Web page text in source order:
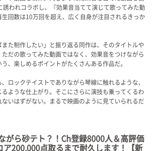
われコラボし、『効果音当てて演じて歌ってみた動
回数は10万回を超え、広く自身が注目されるきっか
また制作したい」と振り返る同作は、そのタイトルや
だの歌ってみた動画ではなく、効果音をつけながら
、楽しめるポイントがたくさんある作品だ。
ロックテイストでありながら琴線に触れるような、
ような仕上がり。そこにさらに演技も乗ってくるわ
いはずがない。まるで映画のように見ていられるだ
がら砂テト？！Ch登録8000人＆高評価
ア200,000点取るまで耐久します！【新